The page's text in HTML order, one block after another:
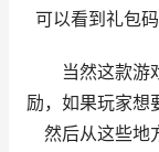
可以看到礼包
当然这款游戏
励，如果玩家想
然后从这些地